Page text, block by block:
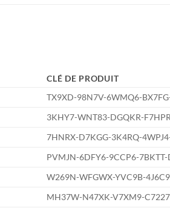
CLÉ DE PRODUIT
TX9XD-98N7V-6WMQ6-
3KHY7-WNT83-DGQKR-
7HNRX-D7KGG-3K4RQ-
PVMJN-6DFY6-9CCP6-7BKTT-
W269N-WFGWX-YVC9B-
MH37W-N47XK-V7XM9-